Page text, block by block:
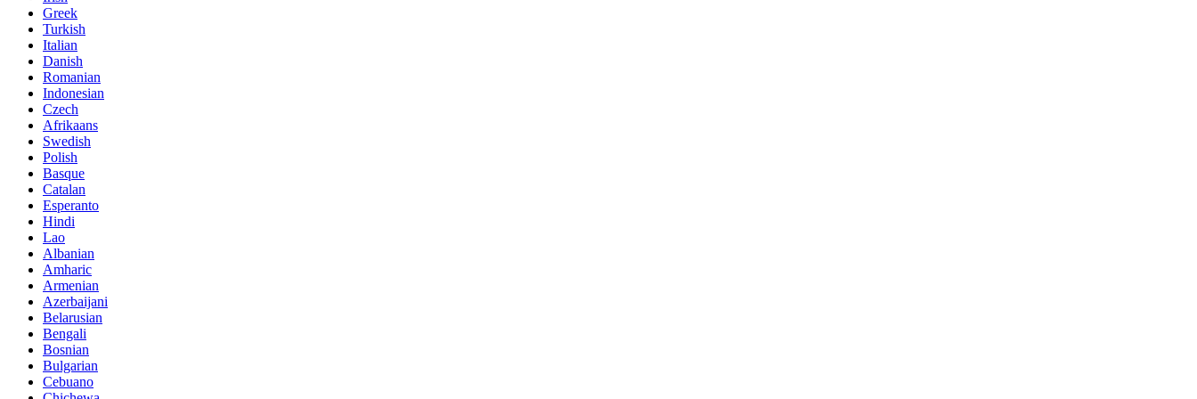
Greek
Turkish
Italian
Danish
Romanian
Indonesian
Czech
Afrikaans
Swedish
Polish
Basque
Catalan
Esperanto
Hindi
Lao
Albanian
Amharic
Armenian
Azerbaijani
Belarusian
Bengali
Bosnian
Bulgarian
Cebuano